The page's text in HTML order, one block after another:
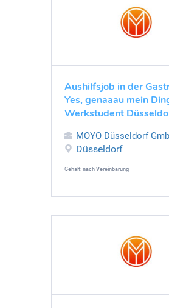
Aushilfsjob in der
Yes, genaaau mein
Werkstudent
MOYO Düsseldorf
Düsseldorf
Gehalt: nach Vereinbarung